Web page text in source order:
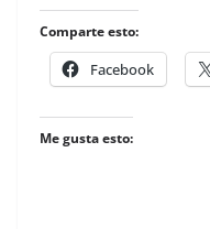
Comparte esto:
Facebook
Me gusta esto: